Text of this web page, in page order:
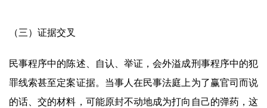
（三）证据交叉
民事程序中的陈述、自认、举证，会外溢成刑事程序中的犯
罪线索甚至定案证据。当事人在民事法庭上为了赢官司而说
的话、交的材料，可能原封不动地成为打向自己的弹药，这